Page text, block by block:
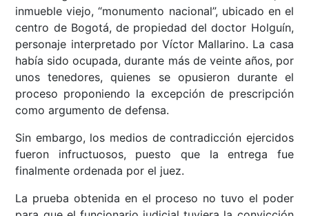
inmueble viejo, “monumento nacional”, ubicado en el
centro de Bogotá, de propiedad del doctor Holguín,
personaje interpretado por Víctor Mallarino. La casa
había sido ocupada, durante más de veinte años, por
unos tenedores, quienes se opusieron durante el
proceso proponiendo la excepción de prescripción
como argumento de defensa.
Sin embargo, los medios de contradicción ejercidos
fueron infructuosos, puesto que la entrega fue
finalmente ordenada por el juez.
La prueba obtenida en el proceso no tuvo el poder